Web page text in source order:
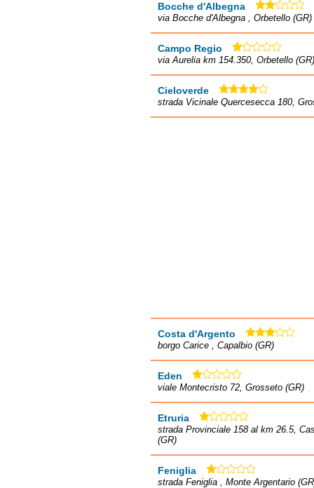
Bocche d'Albegna
via Bocche d'Albegna , Orbetello (GR)
Campo Regio
via Aurelia km 154.350, Orbetello (GR)
Cieloverde
strada Vicinale Quercesecca 180,
Costa d'Argento
borgo Carice , Capalbio (GR)
Eden
viale Montecristo 72, Grosseto (GR)
Etruria
strada Provinciale 158 al km 26.5,
(GR)
Feniglia
strada Feniglia , Monte Argentario